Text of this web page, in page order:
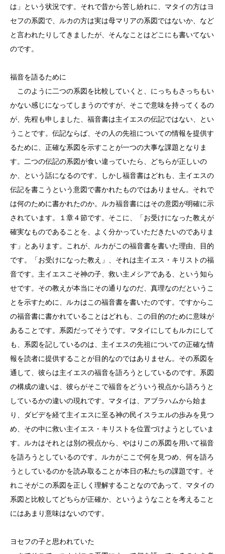
は」という状況です。それで昔から苦し紛れに、マタイの方はヨ
セフの系図で、ルカの方は実は母マリアの系図ではないか、など
と言われたりしてきましたが、そんなことはどこにも書いてない
のです。
福音を語るために
このように二つの系図を比較していくと、にっちもさっちもい
かない感じになってしまうのですが、そこで意味を持ってくるの
が、先程も申しました、福音書は主イエスの伝記ではない、とい
うことです。伝記ならば、その人の先祖についての情報を提供す
るために、正確な系図を示すことが一つの大事な課題となりま
す。二つの伝記の系図が食い違っていたら、どちらが正しいの
か、という話になるのです。しかし福音書はどれも、主イエスの
伝記を書こうという意図で書かれたものではありません。それで
は何のために書かれたのか。ルカ福音書にはその意図が明確に示
されています。１章４節です。そこに、「お受けになった教えが
確実なものであることを、よく分かっていただきたいのでありま
す」とあります。これが、ルカがこの福音書を書いた理由、目的
です。「お受けになった教え」、それは主イエス・キリストの福
音です。主イエスこそ神の子、救い主メシアである、という知ら
せです。その教えが本当にその通りなのだ、真理なのだというこ
とを示すために、ルカはこの福音書を書いたのです。ですからこ
の福音書に書かれていることはどれも、この目的のために意味が
あることです。系図だってそうです。マタイにしてもルカにして
も、系図を記しているのは、主イエスの先祖についての正確な情
報を読者に提供することが目的なのではありません。その系図を
通して、彼らは主イエスの福音を語ろうとしているのです。系図
の構成の違いは、彼らがそこで福音をどういう視点から語ろうと
しているかの違いの現れです。マタイは、アブラハムから始ま
り、ダビデを経て主イエスに至る神の民イスラエルの歩みを見つ
め、その中に救い主イエス・キリストを位置づけようとしていま
す。ルカはそれとは別の視点から、やはりこの系図を用いて福音
を語ろうとしているのです。ルカがここで何を見つめ、何を語ろ
うとしているのかを読み取ることが本日の私たちの課題です。そ
れこそがこの系図を正しく理解することなのであって、マタイの
系図と比較してどちらが正確か、というようなことを考えること
にはあまり意味はないのです。
ヨセフの子と思われていた